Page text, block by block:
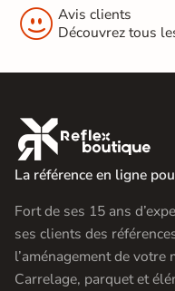
 Avis clients
Découvrez tous

La référence en ligne
Fort de ses 15 ans
ses clients des
l’aménagement de votre
Carrelage, parquet et